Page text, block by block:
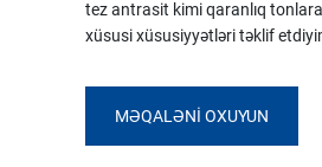
tez antrasit kimi qaranlıq
xüsusi xüsusiyyətləri təklif
MƏQALƏNI OXUYUN